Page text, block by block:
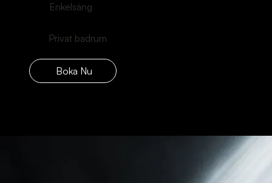
Enkelsäng
Privat badrum
Boka Nu